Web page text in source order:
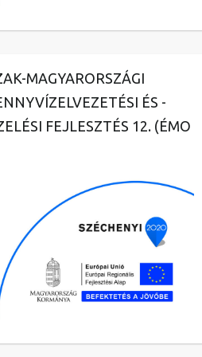
MAGYARORSZÁGI
ÉS -
FEJLESZTÉS 12. (ÉMO